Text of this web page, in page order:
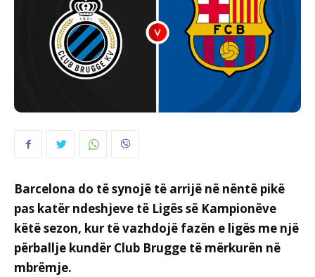
Barcelona do të synojë të arrijë në nëntë pikë
pas katër ndeshjeve të Ligës së Kampionëve
këtë sezon, kur të vazhdojë fazën e ligës me një
përballje kundër Club Brugge të mërkurën në
mbrëmje.